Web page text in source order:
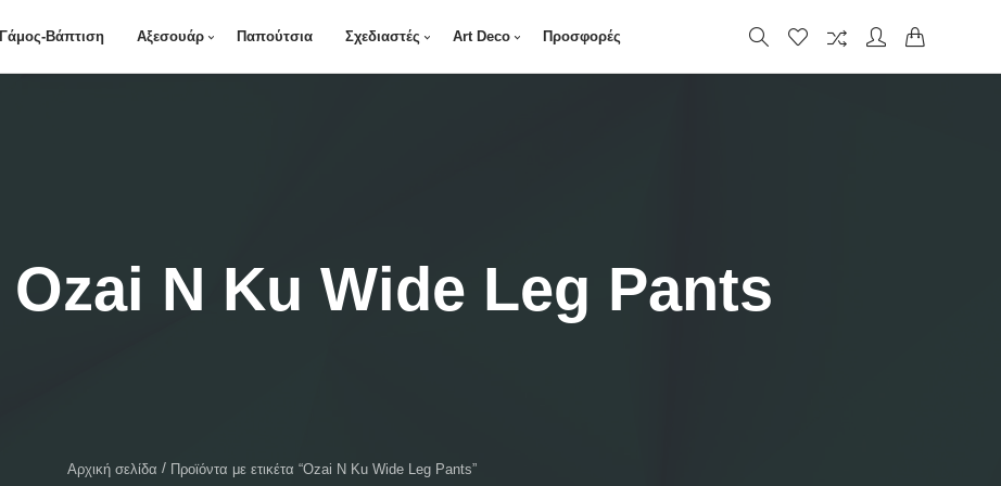
Γάμος-Βάπτιση Αξεσουάρ Παπούτσια Σχεδιαστές Art Deco Προσφορές
Ozai N Ku Wide Leg Pants
Αρχική σελίδα Προϊόντα με ετικέτα “Ozai N Ku Wide Leg Pants”